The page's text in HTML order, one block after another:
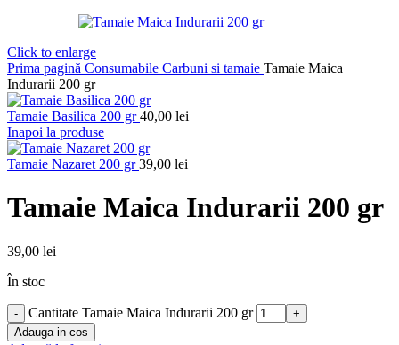
Click to enlarge
Prima pagină Consumabile Carbuni si tamaie Tamaie Maica
Indurarii 200 gr
Tamaie Basilica 200 gr40,00 lei
Inapoi la produse
Tamaie Nazaret 200 gr39,00 lei
Tamaie Maica Indurarii 200 gr
39,00 lei
În stoc
Cantitate Tamaie Maica Indurarii 200 gr
Adauga in cos